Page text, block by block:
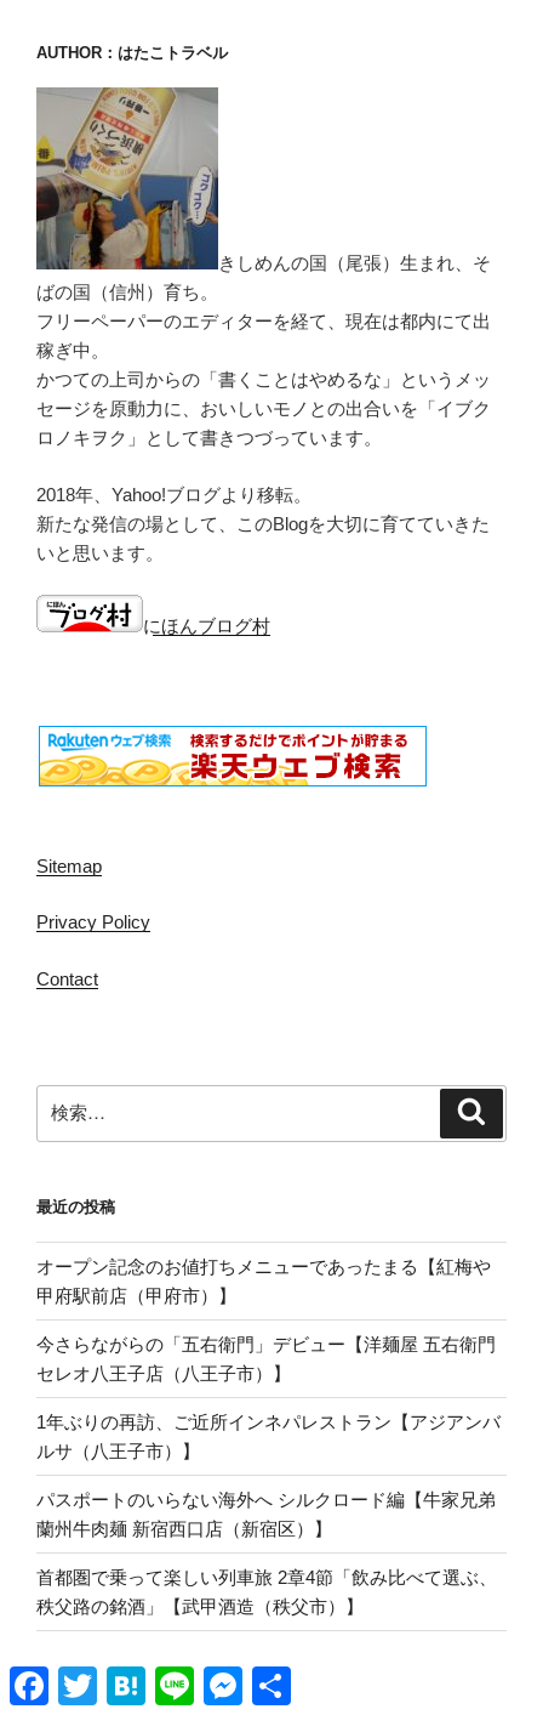
AUTHOR：はたこトラベル
きしめんの国（尾張）生まれ、そ
ばの国（信州）育ち。
フリーペーパーのエディターを経て、現在は都内にて出
稼ぎ中。
かつての上司からの「書くことはやめるな」というメッ
セージを原動力に、おいしいモノとの出合いを「イブク
ロノキヲク」として書きつづっています。
2018年、Yahoo!ブログより移転。
新たな発信の場として、このBlogを大切に育てていきた
いと思います。
にほんブログ村
Sitemap
Privacy Policy
Contact
索:
最近の投稿
オープン記念のお値打ちメニューであったまる【紅梅や
甲府駅前店（甲府市）】
今さらながらの「五右衛門」デビュー【洋麺屋 五右衛門
セレオ八王子店（八王子市）】
1年ぶりの再訪、ご近所インネパレストラン【アジアンバ
ルサ（八王子市）】
パスポートのいらない海外へ シルクロード編【牛家兄弟
蘭州牛肉麺 新宿西口店（新宿区）】
首都圏で乗って楽しい列車旅 2章4節「飲み比べて選ぶ、
秩父路の銘酒」【武甲酒造（秩父市）】
FacebookTwitter Hatena Line Messenger